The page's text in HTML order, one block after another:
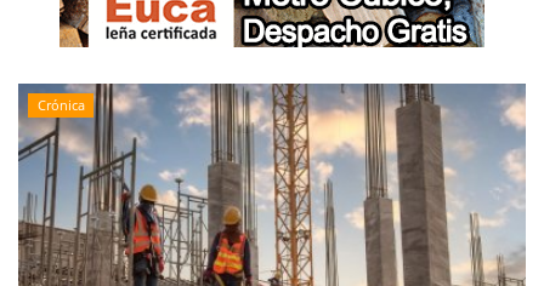
Crónica